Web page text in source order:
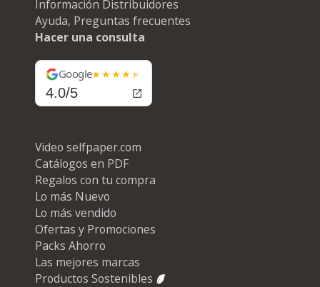
Información Distribuidores
Ayuda, Preguntas frecuentes
Hacer una consulta
Google
4.0/5
Video selfpaper.com
Catálogos en PDF
Regalos con tu compra
Lo más Nuevo
Lo más vendido
Ofertas y Promociones
Packs Ahorro
Las mejores marcas
Productos Sostenibles